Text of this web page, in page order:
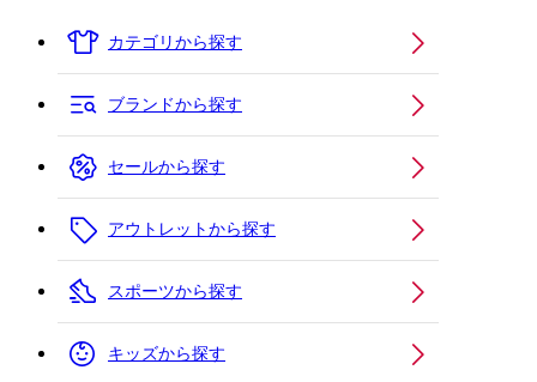
カテゴリから探す
ブランドから探す
セールから探す
アウトレットから探す
スポーツから探す
キッズから探す